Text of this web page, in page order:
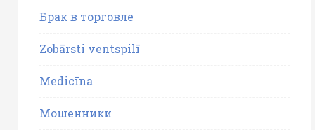
Брак в торговле
Zobārsti ventspilī
Medicīna
Мошенники